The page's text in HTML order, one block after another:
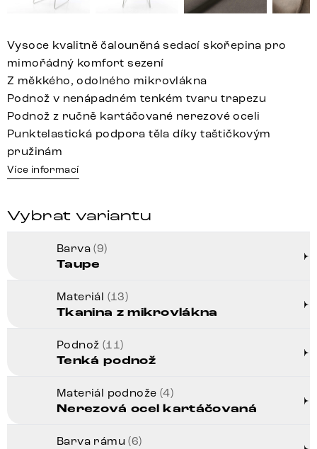
Vysoce kvalitně čalouněná sedací skořepina pro
mimořádný komfort sezení
Z měkkého, odolného mikrovlákna
Podnož v nenápadném tenkém tvaru trapezu
Podnož z ručně kartáčované nerezové oceli
Punktelastická podpora těla díky taštičkovým
pružinám
Více informací
Vybrat variantu
Barva(9)
Taupe
Materiál (13)
Tkanina z mikrovlákna
Podnož (11)
Tenká podnož
Materiál podnože (4)
Nerezová ocel kartáčovaná
Barva rámu(6)